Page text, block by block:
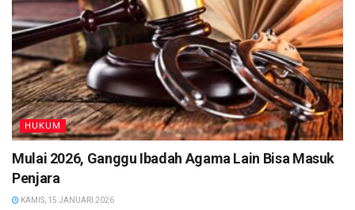
HUKUM
Mulai 2026, Ganggu Ibadah Agama Lain Bisa Masuk
Penjara
KAMIS, 15 JANUARI 2026